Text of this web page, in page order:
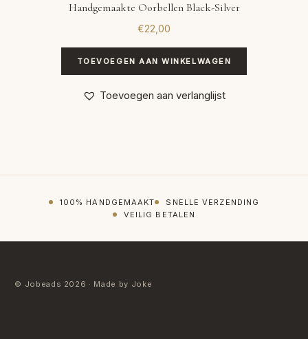
Handgemaakte Oorbellen Black-Silver
€22,00
TOEVOEGEN AAN WINKELWAGEN
Toevoegen aan verlanglijst
100% HANDGEMAAKT
SNELLE VERZENDING
VEILIG BETALEN
© Jobeads 2026 · Made by Joke